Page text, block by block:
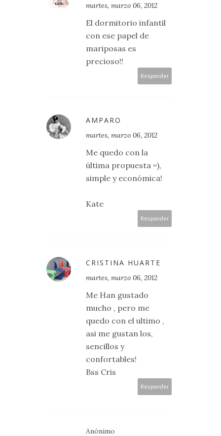
martes, marzo 06, 2012
El dormitorio infantil
con ese papel de
mariposas es
precioso!!
Responder
AMPARO
martes, marzo 06, 2012
Me quedo con la
última propuesta =),
simple y económica!
Kate
Responder
CRISTINA HUARTE
martes, marzo 06, 2012
Me Han gustado
mucho , pero me
quedo con el ultimo ,
asi me gustan los,
sencillos y
confortables!
Bss Cris
Responder
Anónimo